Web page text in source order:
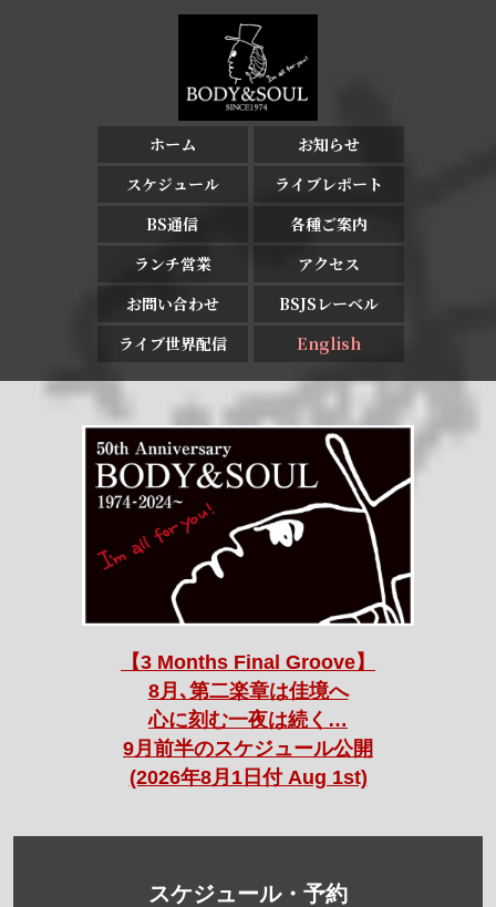
ホーム
お知らせ
スケジュール
ライブレポート
BS通信
各種ご案内
ランチ営業
アクセス
お問い合わせ
BSJSレーベル
ライブ世界配信
English
【3 Months Final Groove】
8月､第二楽章は佳境へ
心に刻む一夜は続く…
9月前半のスケジュール公開
(2026年8月1日付 Aug 1st)
スケジュール・予約